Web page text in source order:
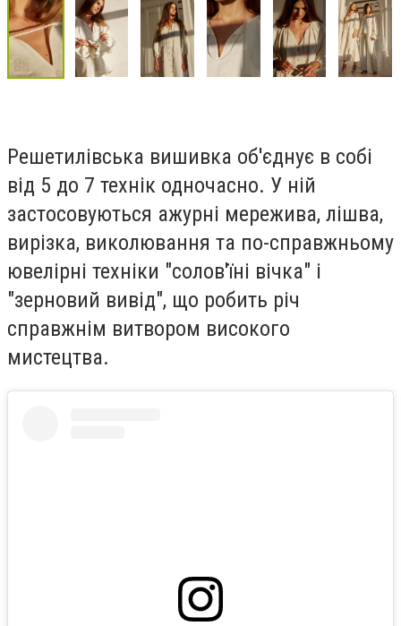
Решетилівська вишивка об'єднує в собі
від 5 до 7 технік одночасно. У ній
застосовуються ажурні мережива, лішва,
вирізка, виколювання та по-справжньому
ювелірні техніки "солов'їні вічка" і
"зерновий вивід", що робить річ
справжнім витвором високого
мистецтва.